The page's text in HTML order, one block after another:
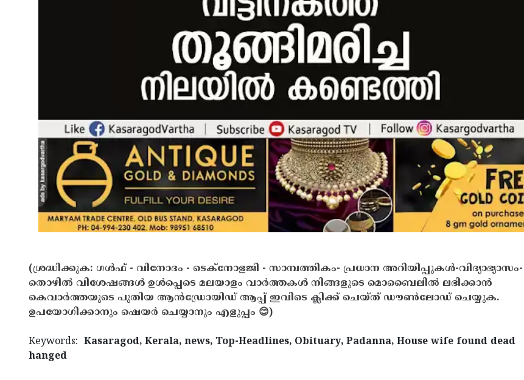
(ശ്രദ്ധിക്കുക: ഗൾഫ് - വിനോദം - ടെക്നോളജി - സാമ്പത്തികം- പ്രധാന അറിയിപ്പുകൾ-വിദ്യാഭ്യാസം-
തൊഴിൽ വിശേഷങ്ങൾ ഉൾപ്പെടെ മലയാളം വാർത്തകൾ നിങ്ങളുടെ മൊബൈലിൽ ലഭിക്കാൻ
കെവാർത്തയുടെ പുതിയ ആൻഡ്രോയിഡ് ആപ്പ് ഇവിടെ ക്ലിക്ക് ചെയ്ത് ഡൗൺലോഡ് ചെയ്യുക.
ഉപയോഗിക്കാനും ഷെയർ ചെയ്യാനും എളുപ്പം 😊)
Keywords: Kasaragod, Kerala, news, Top-Headlines, Obituary, Padanna, House wife found dead
hanged